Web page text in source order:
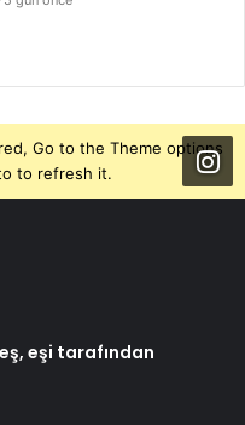
Go to the Theme options
to refresh it.
eşi tarafından